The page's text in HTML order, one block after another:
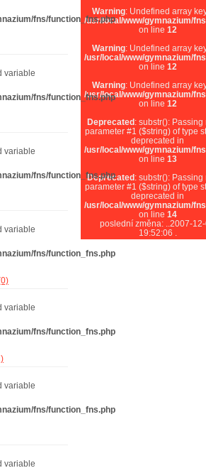
Warning: Undefined array
/usr/local/www/gymnazium/
on line 12
Warning: Undefined array
/usr/local/www/gymnazium/
on line 12
Warning: Undefined array
/usr/local/www/gymnazium/
on line 12
Deprecated: substr(): Passing
parameter #1 ($string) of type
deprecated in
/usr/local/www/gymnazium/
on line 13
Deprecated: substr(): Passing
parameter #1 ($string) of type
deprecated in
/usr/local/www/gymnazium/
on line 14
poslední změna: ..2007-
19:52:06 .
fns/function_fns.php
variable
fns/function_fns.php
variable
fns/function_fns.php
variable
fns/function_fns.php
variable
fns/function_fns.php
variable
fns/function_fns.php
variable